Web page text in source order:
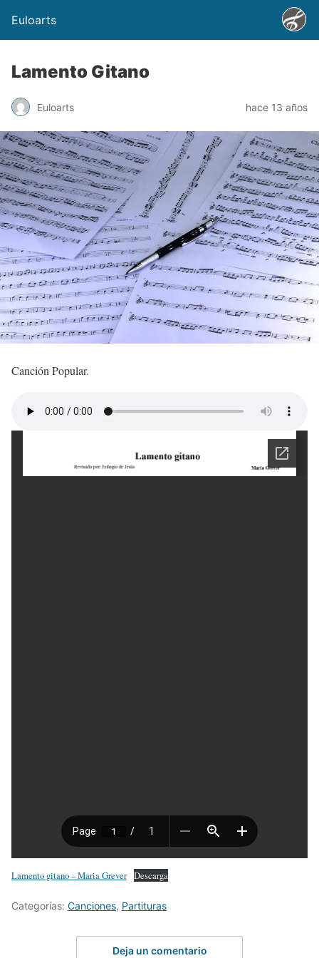
Euloarts
Lamento Gitano
Euloarts hace 13 años
Canción Popular.
Lamento gitano – Maria Grever Descarga
Categorías: Canciones, Partituras
Deja un comentario